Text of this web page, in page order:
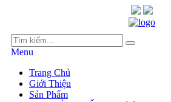
Menu
Trang Chủ
Giới Thiệu
Sản Phẩm